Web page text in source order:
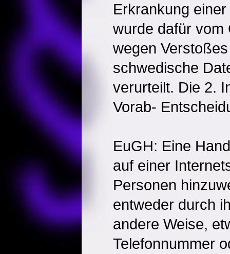
Erkrankung
wurde dafür vom
wegen
schwedische
verurteilt. Die 2.
Vorab-
EuGH: Eine
auf einer
Personen
entweder durch
andere Weise,
Telefonnummer